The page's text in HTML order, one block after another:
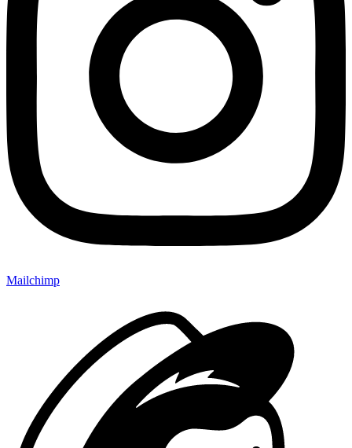
Mailchimp